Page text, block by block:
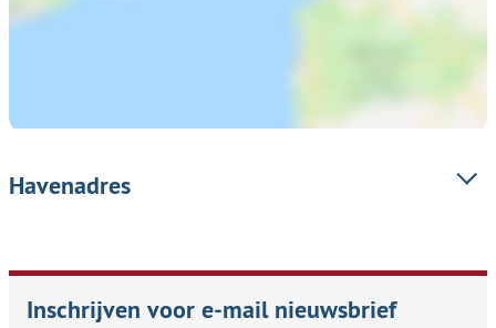
Havenadres
Inschrijven voor e-mail nieuwsbrief